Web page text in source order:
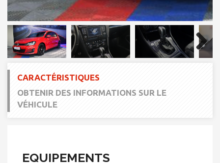
CARACTÉRISTIQUES
OBTENIR DES INFORMATIONS SUR LE
VÉHICULE
EQUIPEMENTS